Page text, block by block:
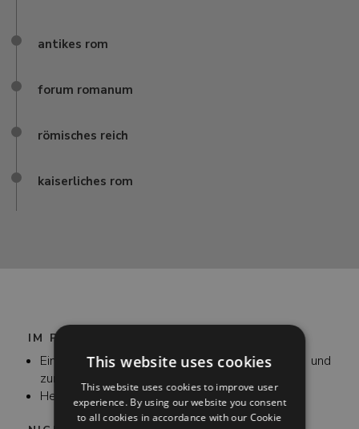
antikes rom
forum romanum
römisches reich
kaiserliches rom
IM PREIS ENTHALTEN
Eintritt zum Kolosseum, zum Forum Romanum und
zum Palatin ohne Anstehen
Headsets
This website uses cookies
This website uses cookies to improve user
experience. By using our website you consent
to all cookies in accordance with our Cookie